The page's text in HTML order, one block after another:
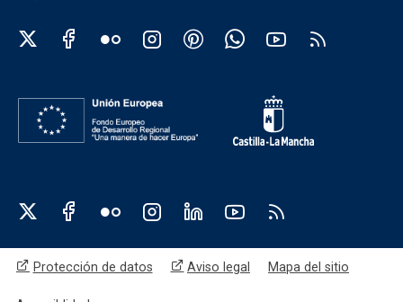
Redes sociales institución
Redes sociales JCCM
Menú legal
Protección de datos Aviso legal Mapa del sitio